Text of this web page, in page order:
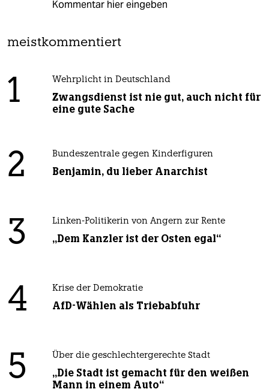
Kommentar hier eingeben
meistkommentiert
1 Wehrplicht in Deutschland
Zwangsdienst ist nie gut, auch nicht für
eine gute Sache
2 Bundeszentrale gegen Kinderfiguren
Benjamin, du lieber Anarchist
3 Linken-Politikerin von Angern zur Rente
„Dem Kanzler ist der Osten egal“
4 Krise der Demokratie
AfD-Wählen als Triebabfuhr
5 Über die geschlechtergerechte Stadt
„Die Stadt ist gemacht für den weißen
Mann in einem Auto“